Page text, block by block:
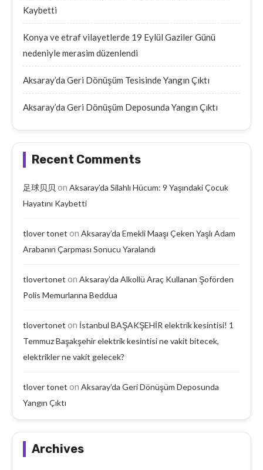
Kaybetti
Konya ve etraf vilayetlerde 19 Eylül Gaziler Günü
nedeniyle merasim düzenlendi
Aksaray’da Geri Dönüşüm Tesisinde Yangın Çıktı
Aksaray’da Geri Dönüşüm Deposunda Yangın Çıktı
Recent Comments
足球贝贝 on Aksaray’da Silahlı Hücum: 9 Yaşındaki Çocuk
Hayatını Kaybetti
tlover tonet on Aksaray’da Emekli Maaşı Çeken Yaşlı Adam
Arabanın Çarpması Sonucu Yaralandı
tlovertonet on Aksaray’da Alkollü Araç Kullanan Şoförden
Polis Memurlarına Beddua
tlovertonet on İstanbul BAŞAKŞEHİR elektrik kesintisi! 1
Temmuz Başakşehir elektrik kesintisi ne vakit bitecek,
elektrikler ne vakit gelecek?
tlover tonet on Aksaray’da Geri Dönüşüm Deposunda
Yangın Çıktı
Archives